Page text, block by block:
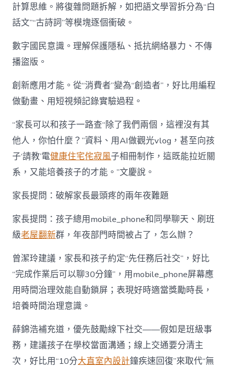
計算思維。將復雜問題拆解，如把語文學習拆分為“白
話文”“古詩詞”等模塊逐個衝破。
數字國民意識。理解保護隱私、抵抗網絡暴力、不傳
播盜版。
創新應用才能。從“消費者”變為“創造者”，好比用編程
做動畫、用短視頻記錄實驗過程。
“家長可以和孩子一路查“除了我們兩個，這裡沒有其
他人，你怕什麼？”資料、用AI做觀光vlog，甚至向孩
子‘請教’電健康住宅侘寂風子相冊制作，這既能拉近關
系，又能培養孩子的才能。”文慶說。
家長提問：破解家長最頭疼的兩年夜難題
家長提問：孩子總用mobile_phone和同學聊天、刷班
級老屋翻新群，年夜部門時間被占了，怎么辦？
曾潔玲建議，家長和孩子約定“先任務后社交”，好比
“完成作業后可以聊30分鐘”，用mobile_phone屏幕應
用時間治理效能自動鎖屏；表現好時適當獎勵時長，
培養時間治理意識。
薛錦浩補充道，優先鼓勵線下社交——假如是班級事
務，建議孩子在學校當面溝通；線上交通要分清主
次，好比用“10分大直室內設計鐘疾速回復”來取代“無